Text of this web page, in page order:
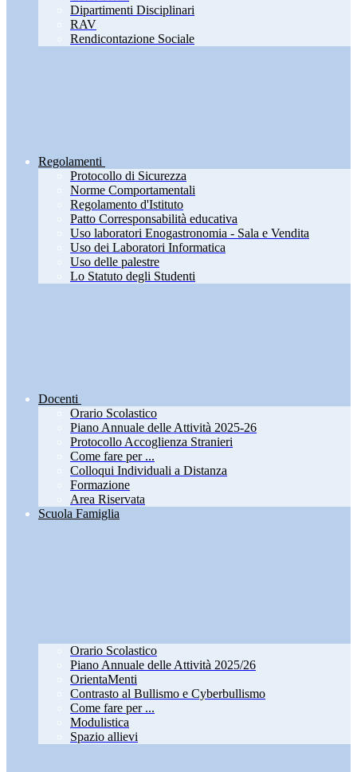
Dipartimenti Disciplinari
RAV
Rendicontazione Sociale
Regolamenti
Protocollo di Sicurezza
Norme Comportamentali
Regolamento d'Istituto
Patto Corresponsabilità educativa
Uso laboratori Enogastronomia - Sala e Vendita
Uso dei Laboratori Informatica
Uso delle palestre
Lo Statuto degli Studenti
Docenti
Orario Scolastico
Piano Annuale delle Attività 2025-26
Protocollo Accoglienza Stranieri
Come fare per ...
Colloqui Individuali a Distanza
Formazione
Area Riservata
Scuola Famiglia
Orario Scolastico
Piano Annuale delle Attività 2025/26
OrientaMenti
Contrasto al Bullismo e Cyberbullismo
Come fare per ...
Modulistica
Spazio allievi